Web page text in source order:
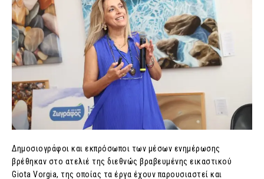
Δημοσιογράφοι και εκπρόσωποι των μέσων ενημέρωσης
βρέθηκαν στο ατελιέ της διεθνώς βραβευμένης εικαστικού
Giota Vorgia, της οποίας τα έργα έχουν παρουσιαστεί και